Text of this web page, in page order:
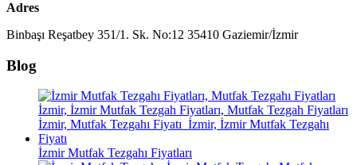
Adres
Binbaşı Reşatbey 351/1. Sk. No:12 35410 Gaziemir/İzmir
Blog
İzmir Mutfak Tezgahı Fiyatları